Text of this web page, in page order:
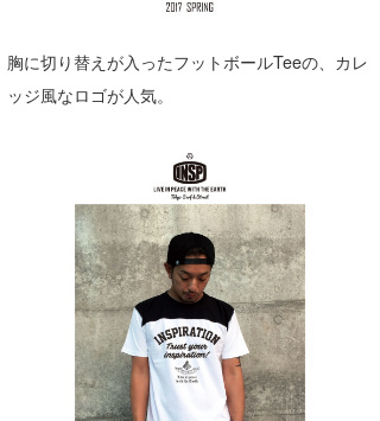
胸に切り替えが入ったフットボールTeeの、カレ
ッジ風なロゴが人気。